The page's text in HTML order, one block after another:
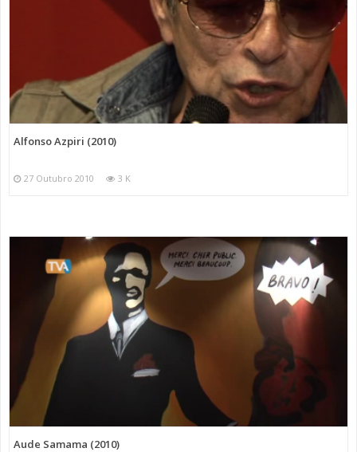
Alfonso Azpiri (2010)
27 Outubro 2010 3 K
Aude Samama (2010)